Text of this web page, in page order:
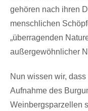
gehören nach ihren
menschlichen
„überragenden
außergewöhnlicher
Nun wissen wir, dass
Aufnahme des
Weinbergsparzellen